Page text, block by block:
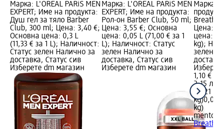
Марка: L'ORÉAL PARiS MEN
EXPERT; Име на продукта:
Душ гел за тяло Barber
Club, 300 ml; Цена: 3,40 €;
Основна цена: 0,3 L
(11,33 € за 1 L); Наличност:
Статус зелен Налично за
доставка, Статус сив
Изберете dm магазин
Марка: L'ORÉAL PARiS MEN
EXPERT; Име на продукта:
Рол-он Barber Club, 50 ml;
Цена: 3,55 €; Основна
цена: 0,05 L (71,00 € за 1
L); Наличност: Статус
зелен Налично за
доставка, Статус сив
Изберете dm магазин
Марка:
Breath
Цена:
цена:
kg);
зелен
1,10 €
2,15 лв.
0,021
kg)0,021
kg)
mentos
Breath